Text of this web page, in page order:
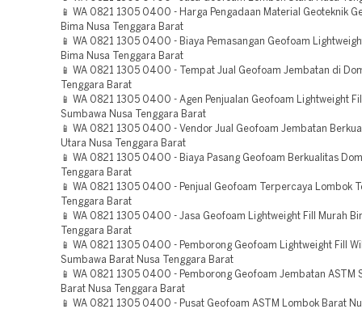
📱 WA 0821 1305 0400 - Harga Pengadaan Material Geoteknik
Bima Nusa Tenggara Barat
📱 WA 0821 1305 0400 - Biaya Pemasangan Geofoam
Bima Nusa Tenggara Barat
📱 WA 0821 1305 0400 - Tempat Jual Geofoam Jembatan di
Tenggara Barat
📱 WA 0821 1305 0400 - Agen Penjualan Geofoam Lightweight
Sumbawa Nusa Tenggara Barat
📱 WA 0821 1305 0400 - Vendor Jual Geofoam Jembatan
Utara Nusa Tenggara Barat
📱 WA 0821 1305 0400 - Biaya Pasang Geofoam Berkualitas
Tenggara Barat
📱 WA 0821 1305 0400 - Penjual Geofoam Terpercaya Lombok
Tenggara Barat
📱 WA 0821 1305 0400 - Jasa Geofoam Lightweight Fill Murah
Tenggara Barat
📱 WA 0821 1305 0400 - Pemborong Geofoam Lightweight Fill
Sumbawa Barat Nusa Tenggara Barat
📱 WA 0821 1305 0400 - Pemborong Geofoam Jembatan ASTM
Barat Nusa Tenggara Barat
📱 WA 0821 1305 0400 - Pusat Geofoam ASTM Lombok Barat